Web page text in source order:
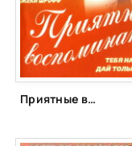
Приятные воспоминания (2001)